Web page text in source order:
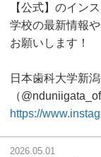
【公式】のイン
学校の最新情報
お願いします！
日本歯科大学新
（
https://
2026.05.01